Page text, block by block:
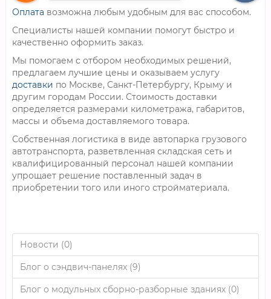
Оплата возможна любым удобным для вас способом.
Специалисты нашей компании помогут быстро и
качественно оформить заказ.
Мы помогаем с отбором необходимых решений,
предлагаем лучшие цены и оказываем услугу
доставки по Москве, Санкт-Петербургу, Крыму и
другим городам России. Стоимость доставки
определяется размерами километража, габаритов,
массы и объема доставляемого товара.
Собственная логистика в виде автопарка грузового
автотранспорта, разветвленная складская сеть и
квалифицированный персонал нашей компании
упрощает решение поставленный задач в
приобретении того или иного стройматериала.
Новости (0)
Блог о сэндвич-панелях (9)
Блог о модульных сборно-разборные зданиях (0)